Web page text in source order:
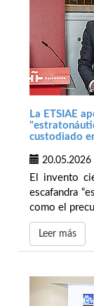
La ETSIAE
custodiado
20.05.2026
El invento
escafandra
como el
Leer más